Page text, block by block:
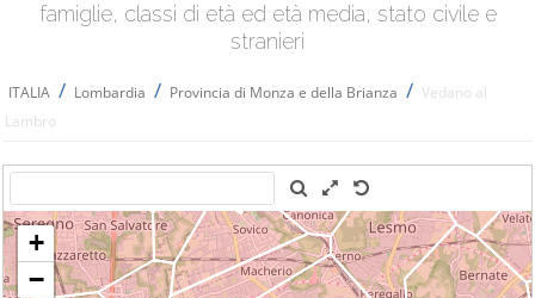
famiglie, classi di età ed età media, stato civile e
stranieri
ITALIA / Lombardia / Provincia di Monza e della Brianza / Vedano al
Lambro